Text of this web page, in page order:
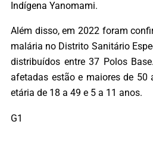
Indígena Yanomami.
Além disso, em 2022 foram
malária no Distrito Sanitário
distribuídos entre 37 Polos
afetadas estão e maiores de 50
etária de 18 a 49 e 5 a 11 anos.
G1